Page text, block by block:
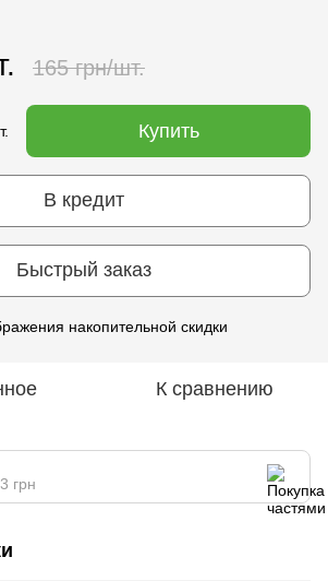
165 грн/шт.
Купить
В кредит
Быстрый заказ
накопительной скидки
К сравнению
грн